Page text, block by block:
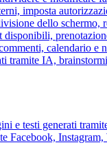
imposta
dello schermo,
disponibili,
calendario e
tramite IA,
e testi generati
Facebook,